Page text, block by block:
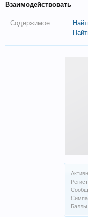
Баллы:
Взаимодействовать
Содержимое: